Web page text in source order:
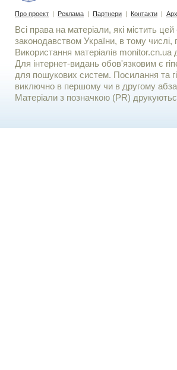
Про проект | Реклама | Партнери | Контакти |
Всі права на матеріали, які містить
законодавством України, в тому числі,
Використання матерiалiв
Для iнтернет-видань обов'язковим є
для пошукових систем. Посилання та
виключно в першому чи в другому
Матеріали з позначкою (PR)